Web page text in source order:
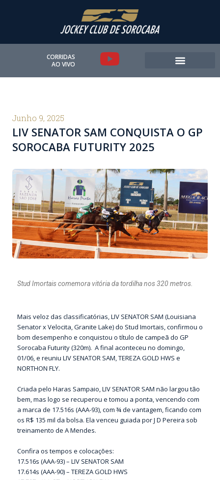
CORRIDAS
AO VIVO
Y
o
u
b
e
Junho 9, 2025
LIV SENATOR SAM CONQUISTA O GP
SOROCABA FUTURITY 2025
Stud Imortais comemora vitória da tordilha nos 320 metros.
Mais veloz das classificatórias, LIV SENATOR SAM (Louisiana
Senator x Velocita, Granite Lake) do Stud Imortais, confirmou o
bom desempenho e conquistou o título de campeã do GP
Sorocaba Futurity (320m). A final aconteceu no domingo,
01/06, e reuniu LIV SENATOR SAM, TEREZA GOLD HWS e
NORTHON FLY.
Criada pelo Haras Sampaio, LIV SENATOR SAM não largou tão
bem, mas logo se recuperou e tomou a ponta, vencendo com
a marca de 17.516s (AAA-93), com ¾ de vantagem, ficando com
os R$ 135 mil da bolsa. Ela venceu guiada por J D Pereira sob
treinamento de A Mendes.
Confira os tempos e colocações:
17.516s (AAA-93) – LIV SENATOR SAM
17.614s (AAA-90) – TEREZA GOLD HWS